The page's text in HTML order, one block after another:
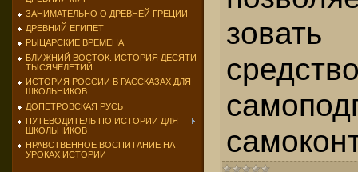
ЗАНИМАТЕЛЬНО О ДРЕВНЕЙ ГРЕЦИИ
ДРЕВНИЙ ЕГИПЕТ
РЫЦАРСКИЕ ВРЕМЕНА
БЛИЖНИЙ ВОСТОК. ИСТОРИЯ ДЕСЯТИ
ТЫСЯЧЕЛЕТИЙ
ИСТОРИЯ РОССИИ В РАССКАЗАХ ДЛЯ
ШКОЛЬНИКОВ
ДОПЕТРОВСКАЯ РУСЬ
ПУТЕВОДИТЕЛЬ ПО ИСТОРИИ ДЛЯ
ШКОЛЬНИКОВ
НРАВСТВЕННОЕ ВОСПИТАНИЕ НА
УРОКАХ ИСТОРИИ
зовать